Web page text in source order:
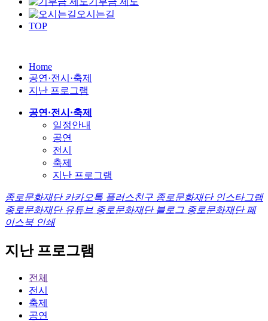
오시는길
TOP
Home
공연·전시·축제
지난 프로그램
공연·전시·축제
일정안내
공연
전시
축제
지난 프로그램
종로문화재단 카카오톡 플러스친구 종로문화재단 인스타그램
종로문화재단 유튜브 종로문화재단 블로그 종로문화재단 페
이스북 인쇄
지난 프로그램
전체
전시
축제
공연